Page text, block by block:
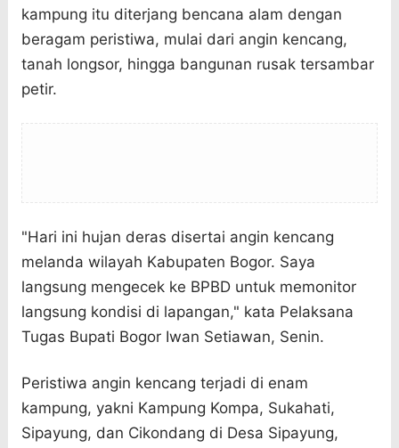
kampung itu diterjang bencana alam dengan
beragam peristiwa, mulai dari angin kencang,
tanah longsor, hingga bangunan rusak tersambar
petir.
"Hari ini hujan deras disertai angin kencang
melanda wilayah Kabupaten Bogor. Saya
langsung mengecek ke BPBD untuk memonitor
langsung kondisi di lapangan," kata Pelaksana
Tugas Bupati Bogor Iwan Setiawan, Senin.
Peristiwa angin kencang terjadi di enam
kampung, yakni Kampung Kompa, Sukahati,
Sipayung, dan Cikondang di Desa Sipayung,